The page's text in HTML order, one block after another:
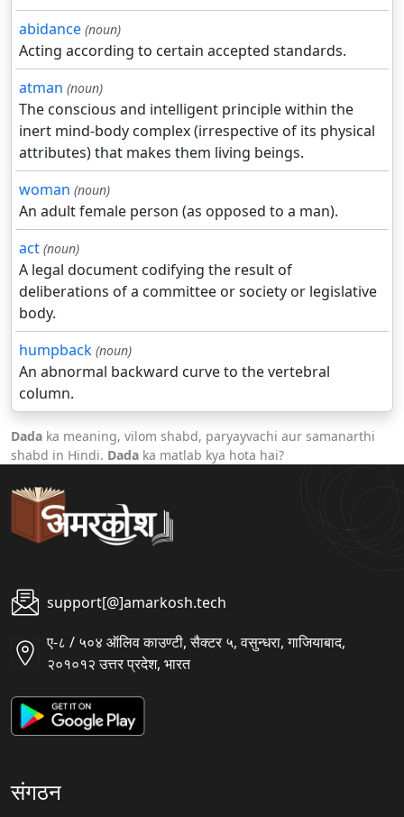
abidance (noun)
Acting according to certain accepted standards.
atman (noun)
The conscious and intelligent principle within the
inert mind-body complex (irrespective of its physical
attributes) that makes them living beings.
woman (noun)
An adult female person (as opposed to a man).
act (noun)
A legal document codifying the result of
deliberations of a committee or society or legislative
body.
humpback (noun)
An abnormal backward curve to the vertebral
column.
Dada ka meaning, vilom shabd, paryayvachi aur samanarthi
shabd in Hindi. Dada ka matlab kya hota hai?
support[@]amarkosh.tech
ए-८ / ५०४ ऑलिव काउण्टी, सैक्टर ५, वसुन्धरा, गाजियाबाद,
२०१०१२ उत्तर प्रदेश, भारत
संगठन